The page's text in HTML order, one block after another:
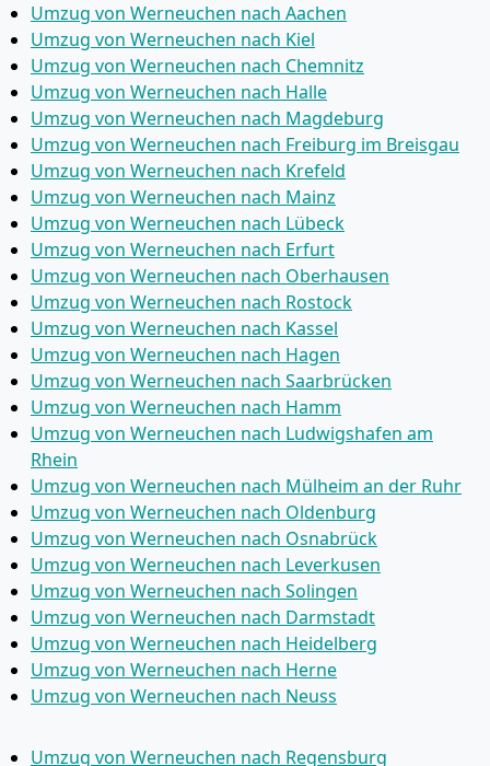
Umzug von Werneuchen nach Aachen
Umzug von Werneuchen nach Kiel
Umzug von Werneuchen nach Chemnitz
Umzug von Werneuchen nach Halle
Umzug von Werneuchen nach Magdeburg
Umzug von Werneuchen nach Freiburg im Breisgau
Umzug von Werneuchen nach Krefeld
Umzug von Werneuchen nach Mainz
Umzug von Werneuchen nach Lübeck
Umzug von Werneuchen nach Erfurt
Umzug von Werneuchen nach Oberhausen
Umzug von Werneuchen nach Rostock
Umzug von Werneuchen nach Kassel
Umzug von Werneuchen nach Hagen
Umzug von Werneuchen nach Saarbrücken
Umzug von Werneuchen nach Hamm
Umzug von Werneuchen nach Ludwigshafen am
Rhein
Umzug von Werneuchen nach Mülheim an der Ruhr
Umzug von Werneuchen nach Oldenburg
Umzug von Werneuchen nach Osnabrück
Umzug von Werneuchen nach Leverkusen
Umzug von Werneuchen nach Solingen
Umzug von Werneuchen nach Darmstadt
Umzug von Werneuchen nach Heidelberg
Umzug von Werneuchen nach Herne
Umzug von Werneuchen nach Neuss
Umzug von Werneuchen nach Regensburg